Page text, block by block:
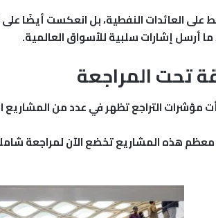
على العائدات النفطية، بل انعكست أيضًا
أرسل إشارات سلبية للأسواق العالمية.
تحت المراجعة
مؤشرات التراجع تظهر في عدد من المشاريع
معظم هذه المشاريع تخضع الآن لمراجعة